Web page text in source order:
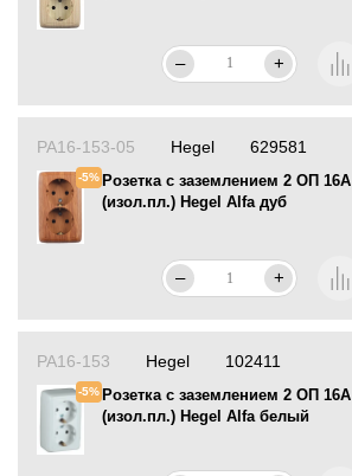
– +
629581
РА16-153-05
-5%Розетка с заземлением 2 ОП 16А
(изол.пл.) Hegel Alfa дуб
Hegel
– +
102411
РА16-153
-5% Розетка с заземлением 2 ОП 16А
(изол.пл.) Hegel Alfa белый
Hegel